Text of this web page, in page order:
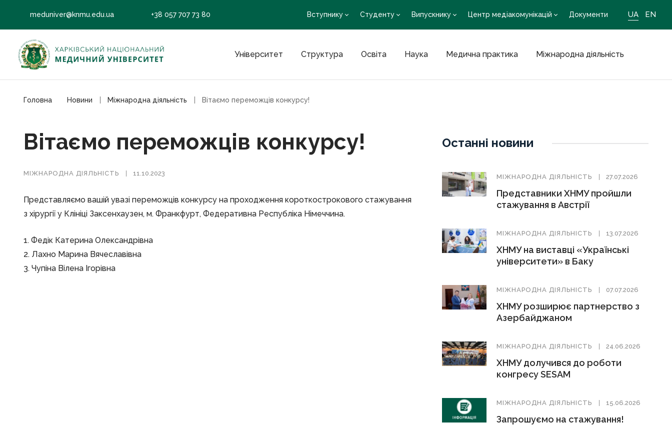
meduniver@knmu.edu.ua +38 057 707 73 80 Вступнику Студенту Випускнику Центр медіакомунікацій Документи UA EN
Університет Структура Освіта Наука Медична практика Міжнародна діяльність
Головна Новини Мiжнародна дiяльнiсть Вітаємо переможців конкурсу!
Вітаємо переможців конкурсу!
МIЖНАРОДНА ДIЯЛЬНIСТЬ 11.10.2023
Представляємо вашій увазі переможців конкурсу на проходження короткострокового стажування
з хірургії у Клініці Заксенхаузен, м. Франкфурт, Федеративна Республіка Німеччина.
1. Федік Катерина Олександрівна
2. Лахно Марина Вячеславівна
3. Чупіна Вілена Ігорівна
Останні новини
МIЖНАРОДНА ДIЯЛЬНIСТЬ 27.07.2026
Представники ХНМУ пройшли
стажування в Австрії
МIЖНАРОДНА ДIЯЛЬНIСТЬ 13.07.2026
ХНМУ на виставці «Українські
університети» в Баку
МIЖНАРОДНА ДIЯЛЬНIСТЬ 07.07.2026
ХНМУ розширює партнерство з
Азербайджаном
МIЖНАРОДНА ДIЯЛЬНIСТЬ 24.06.2026
ХНМУ долучився до роботи
конгресу SESAM
МIЖНАРОДНА ДIЯЛЬНIСТЬ 15.06.2026
Запрошуємо на стажування!